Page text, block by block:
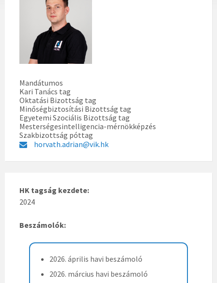
Mandátumos
Kari Tanács tag
Oktatási Bizottság tag
Minőségbiztosítási Bizottság tag
Egyetemi Szociális Bizottság tag
Mesterségesintelligencia-mérnökképzés
Szakbizottság póttag
horvath.adrian@vik.hk
HK tagság kezdete:
2024
Beszámolók:
2026. április havi beszámoló
2026. március havi beszámoló